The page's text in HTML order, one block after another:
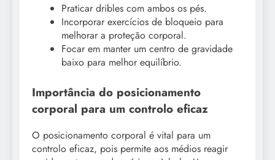
Praticar dribles com ambos os pés.
Incorporar exercícios de bloqueio para
melhorar a proteção corporal.
Focar em manter um centro de gravidade
baixo para melhor equilíbrio.
Importância do posicionamento
corporal para um controlo eficaz
O posicionamento corporal é vital para um
controlo eficaz, pois permite aos médios reagir